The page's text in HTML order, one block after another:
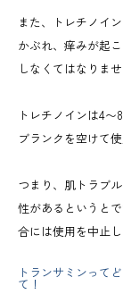
また、トレチノイ
かぶれ、痒みが起
しなくてはなりませ
トレチノインは4
ブランクを空けて
つまり、肌トラブ
性があるというと
合には使用を中止
トランサミンって
て！